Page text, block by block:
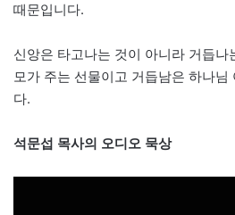
때문입니다.
신앙은 타고나는 것이 아니라 거듭나
모가 주는 선물이고 거듭남은 하나님
다.
석문섭 목사의 오디오 묵상